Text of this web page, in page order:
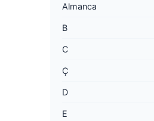
Almanca
B
C
Ç
D
E